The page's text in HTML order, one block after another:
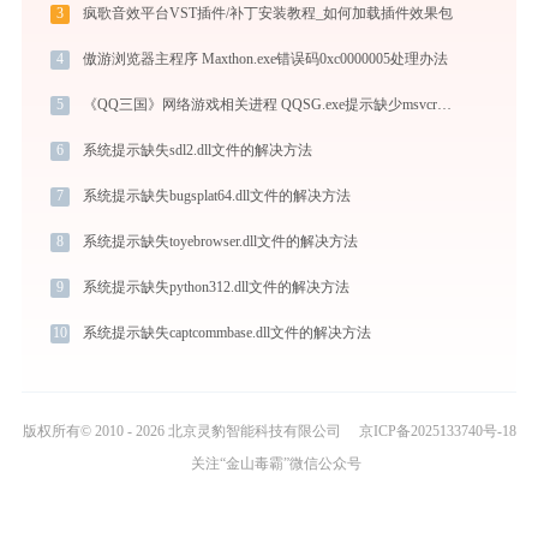
3 疯歌音效平台VST插件/补丁安装教程_如何加载插件效果包
4 傲游浏览器主程序 Maxthon.exe错误码0xc0000005处理办法
5 《QQ三国》网络游戏相关进程 QQSG.exe提示缺少msvcr100.dll文件的解决办法
6 系统提示缺失sdl2.dll文件的解决方法
7 系统提示缺失bugsplat64.dll文件的解决方法
8 系统提示缺失toyebrowser.dll文件的解决方法
9 系统提示缺失python312.dll文件的解决方法
10 系统提示缺失captcommbase.dll文件的解决方法
版权所有© 2010 - 2026 北京灵豹智能科技有限公司
京ICP备2025133740号-18
关注“金山毒霸”微信公众号